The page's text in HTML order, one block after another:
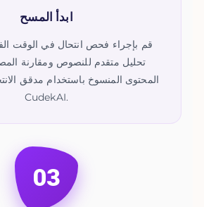
ابدأ المسح
قم بإجراء فحص انتحال في الوقت
تحليل متقدم للنصوص ومقارنة
المحتوى المنسوخ باستخدام مدقق
CudekAI.
03